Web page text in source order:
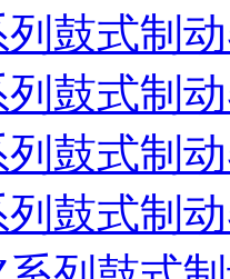
鼓式制
鼓式制
鼓式制
鼓式制